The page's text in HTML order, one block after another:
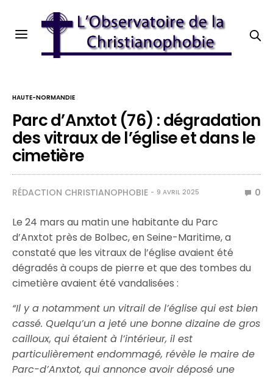
HAUTE-NORMANDIE
Parc d’Anxtot (76) : dégradation
des vitraux de l’église et dans le
cimetière
RÉDACTION CHRISTIANOPHOBIE 9 AVRIL 2025 0
Le 24 mars au matin une habitante du Parc
d’Anxtot près de Bolbec, en Seine-Maritime, a
constaté que les vitraux de l’église avaient été
dégradés à coups de pierre et que des tombes du
cimetière avaient été vandalisées :
“Il y a notamment un vitrail de l’église qui est bien
cassé. Quelqu’un a jeté une bonne dizaine de gros
cailloux, qui étaient à l’intérieur, il est
particulièrement endommagé, révèle le maire de
Parc-d’Anxtot, qui annonce avoir déposé une